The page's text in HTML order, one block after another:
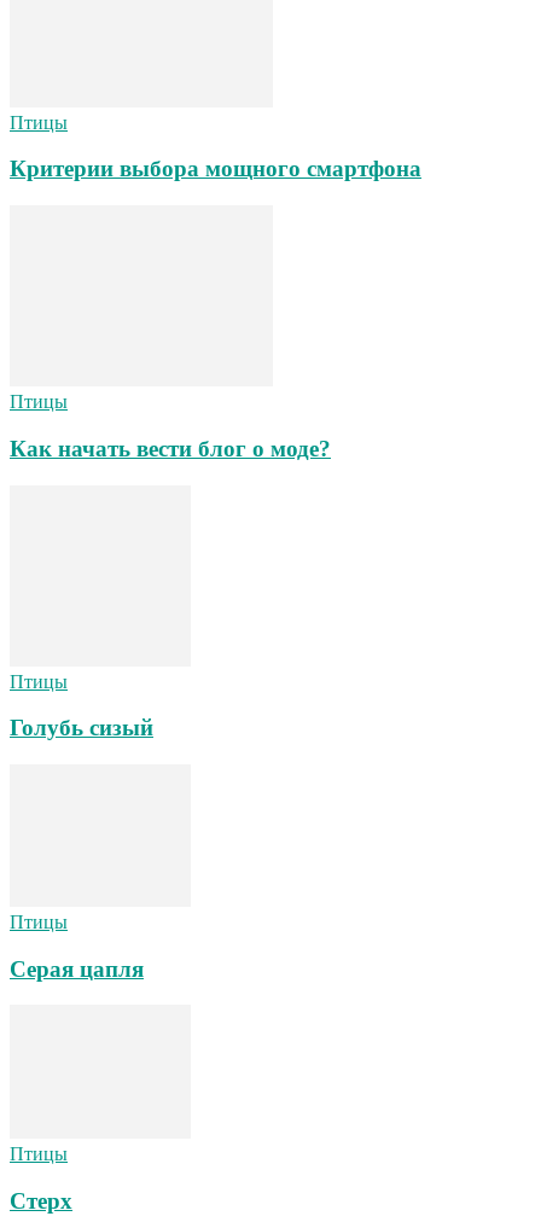
Птицы
Критерии выбора мощного смартфона
Птицы
Как начать вести блог о моде?
Птицы
Голубь сизый
Птицы
Серая цапля
Птицы
Стерх